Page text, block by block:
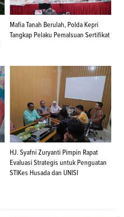
Mafia Tanah Berulah, Polda Kepri
Tangkap Pelaku Pemalsuan Sertifikat
HJ. Syafni Zuryanti Pimpin Rapat
Evaluasi Strategis untuk Penguatan
STIKes Husada dan UNISI